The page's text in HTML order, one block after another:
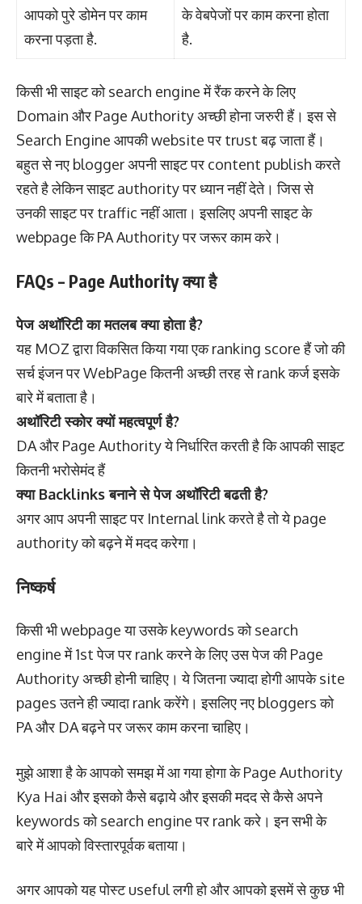
आपको पुरे डोमेन पर काम
करना पड़ता है.
के वेबपेजों पर काम करना होता
है.
किसी भी साइट को search engine में रैंक करने के लिए
Domain और Page Authority अच्छी होना जरुरी हैं। इस से
Search Engine आपकी website पर trust बढ़ जाता हैं।
बहुत से नए blogger अपनी साइट पर content publish करते
रहते है लेकिन साइट authority पर ध्यान नहीं देते। जिस से
उनकी साइट पर traffic नहीं आता। इसलिए अपनी साइट के
webpage कि PA Authority पर जरूर काम करे।
FAQs – Page Authority क्या है
पेज अथॉरिटी का मतलब क्या होता है?
यह MOZ द्वारा विकसित किया गया एक ranking score हैं जो की
सर्च इंजन पर WebPage कितनी अच्छी तरह से rank कर्ज इसके
बारे में बताता है।
अथॉरिटी स्कोर क्यों महत्वपूर्ण है?
DA और Page Authority ये निर्धारित करती है कि आपकी साइट
कितनी भरोसेमंद हैं
क्या Backlinks बनाने से पेज अथॉरिटी बढती है?
अगर आप अपनी साइट पर Internal link करते है तो ये page
authority को बढ़ने में मदद करेगा।
निष्कर्ष
किसी भी webpage या उसके keywords को search
engine में 1st पेज पर rank करने के लिए उस पेज की Page
Authority अच्छी होनी चाहिए। ये जितना ज्यादा होगी आपके site
pages उतने ही ज्यादा rank करेंगे। इसलिए नए bloggers को
PA और DA बढ़ने पर जरूर काम करना चाहिए।
मुझे आशा है के आपको समझ में आ गया होगा के Page Authority
Kya Hai और इसको कैसे बढ़ाये और इसकी मदद से कैसे अपने
keywords को search engine पर rank करे। इन सभी के
बारे में आपको विस्तारपूर्वक बताया।
अगर आपको यह पोस्ट useful लगी हो और आपको इसमें से कुछ भी